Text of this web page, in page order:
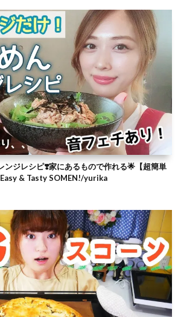
ンジレシピ❣️家にあるもので作れる🌟【超簡単
& Tasty SOMEN!/yurika